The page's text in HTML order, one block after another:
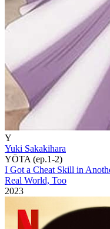
Y
Yuki Sakakihara
YŌTA (ep.1-2)
I Got a Cheat Skill in
Real World, Too
2023